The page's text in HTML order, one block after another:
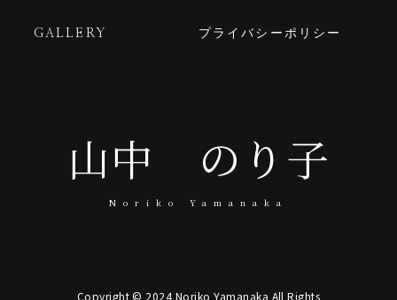
GALLERY プライバシーポリシー
山中 のり子
Noriko Yamanaka
Copyright © 2024 Noriko Yamanaka All Rights